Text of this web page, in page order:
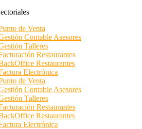
de Venta
Contable Asesores
Talleres
Restaurantes
Restaurantes
Electrónica
de Venta
Contable Asesores
Talleres
Restaurantes
Restaurantes
Electrónica